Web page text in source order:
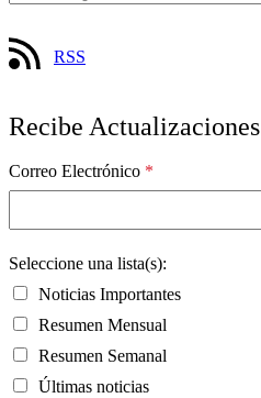
RSS
Recibe Actualizaciones
Correo Electrónico *
Seleccione una lista(s):
Noticias Importantes
Resumen Mensual
Resumen Semanal
Últimas noticias